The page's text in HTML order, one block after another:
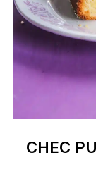
CHEC